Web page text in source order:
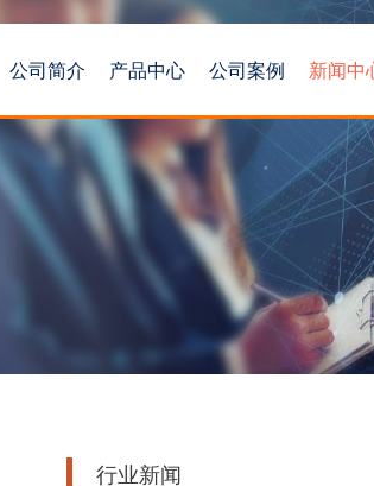
公司简介 产品中心 公司案例 新闻中
行业新闻